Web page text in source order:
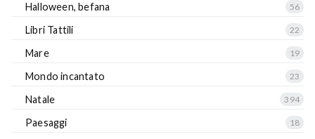
Halloween, befana 56
Libri Tattili 22
Mare 19
Mondo incantato 23
Natale 394
Paesaggi 18